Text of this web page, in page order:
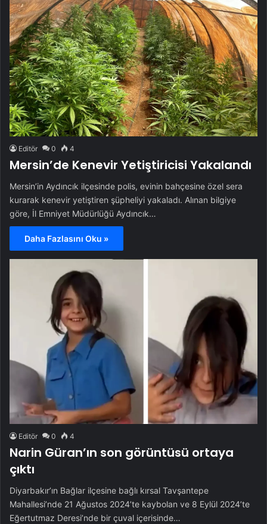
Editör 0 4
Mersin’de Kenevir Yetiştiricisi Yakalandı
Mersin’in Aydıncık ilçesinde polis, evinin bahçesine özel sera
kurarak kenevir yetiştiren şüpheliyi yakaladı. Alınan bilgiye
göre, İl Emniyet Müdürlüğü Aydıncık…
Daha Fazlasını Oku »
Editör 0 4
Narin Güran’ın son görüntüsü ortaya
çıktı
Diyarbakır’ın Bağlar ilçesine bağlı kırsal Tavşantepe
Mahallesi’nde 21 Ağustos 2024’te kaybolan ve 8 Eylül 2024’te
Eğertutmaz Deresi’nde bir çuval içerisinde…